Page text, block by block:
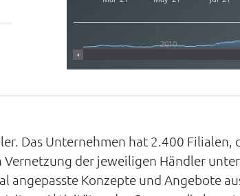
2010
Das Unternehmen hat 2.400 Filialen,
der jeweiligen Händler
angepasste Konzepte und Angebote